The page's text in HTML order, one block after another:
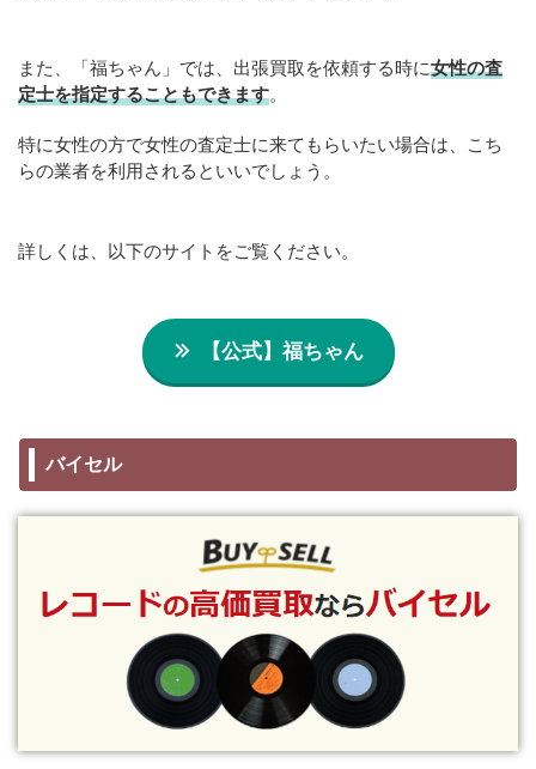
また、「福ちゃん」では、出張買取を依頼する時に女性の査
定士を指定することもできます。
特に女性の方で女性の査定士に来てもらいたい場合は、こち
らの業者を利用されるといいでしょう。
詳しくは、以下のサイトをご覧ください。
【公式】福ちゃん
バイセル